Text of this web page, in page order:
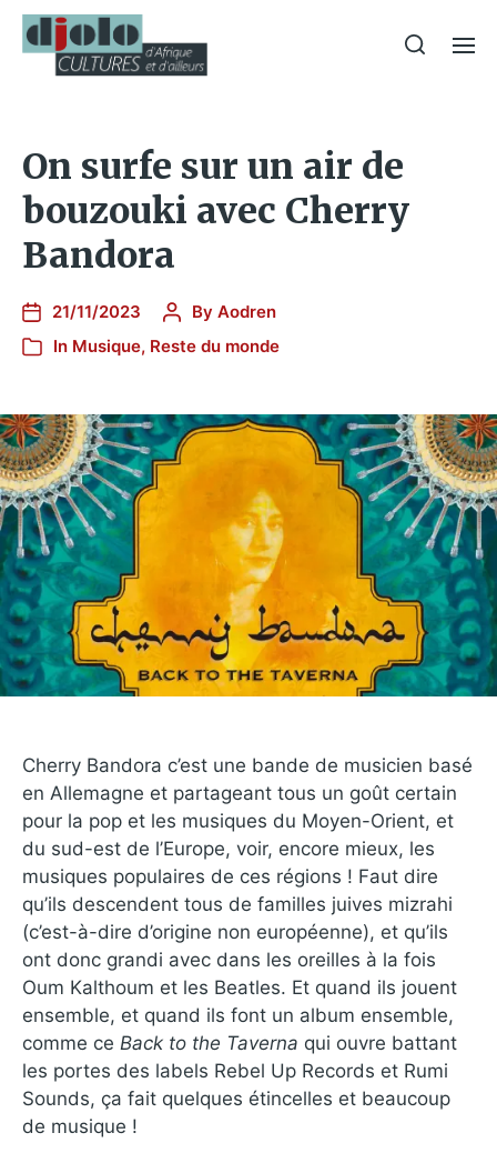
On surfe sur un air de
bouzouki avec Cherry
Bandora
21/11/2023 By Aodren
In Musique, Reste du monde
Cherry Bandora c’est une bande de musicien basé
en Allemagne et partageant tous un goût certain
pour la pop et les musiques du Moyen-Orient, et
du sud-est de l’Europe, voir, encore mieux, les
musiques populaires de ces régions ! Faut dire
qu’ils descendent tous de familles juives mizrahi
(c’est-à-dire d’origine non européenne), et qu’ils
ont donc grandi avec dans les oreilles à la fois
Oum Kalthoum et les Beatles. Et quand ils jouent
ensemble, et quand ils font un album ensemble,
comme ce Back to the Taverna qui ouvre battant
les portes des labels Rebel Up Records et Rumi
Sounds, ça fait quelques étincelles et beaucoup
de musique !